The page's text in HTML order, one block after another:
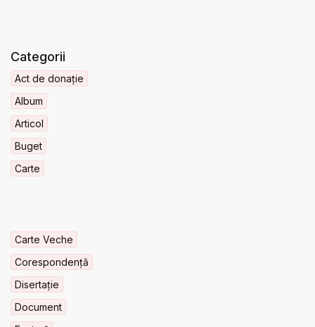
Categorii
Act de donație
Album
Articol
Buget
Carte
Carte Veche
Corespondență
Disertație
Document